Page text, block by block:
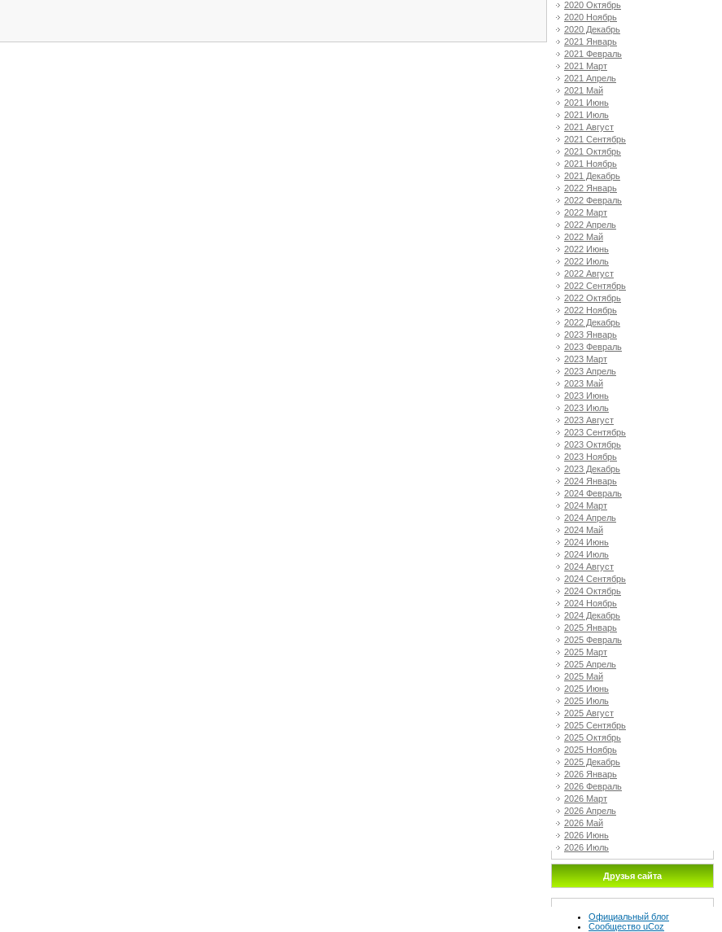
2020 Октябрь
2020 Ноябрь
2020 Декабрь
2021 Январь
2021 Февраль
2021 Март
2021 Апрель
2021 Май
2021 Июнь
2021 Июль
2021 Август
2021 Сентябрь
2021 Октябрь
2021 Ноябрь
2021 Декабрь
2022 Январь
2022 Февраль
2022 Март
2022 Апрель
2022 Май
2022 Июнь
2022 Июль
2022 Август
2022 Сентябрь
2022 Октябрь
2022 Ноябрь
2022 Декабрь
2023 Январь
2023 Февраль
2023 Март
2023 Апрель
2023 Май
2023 Июнь
2023 Июль
2023 Август
2023 Сентябрь
2023 Октябрь
2023 Ноябрь
2023 Декабрь
2024 Январь
2024 Февраль
2024 Март
2024 Апрель
2024 Май
2024 Июнь
2024 Июль
2024 Август
2024 Сентябрь
2024 Октябрь
2024 Ноябрь
2024 Декабрь
2025 Январь
2025 Февраль
2025 Март
2025 Апрель
2025 Май
2025 Июнь
2025 Июль
2025 Август
2025 Сентябрь
2025 Октябрь
2025 Ноябрь
2025 Декабрь
2026 Январь
2026 Февраль
2026 Март
2026 Апрель
2026 Май
2026 Июнь
2026 Июль
Друзья сайта
Официальный блог
Сообщество uCoz